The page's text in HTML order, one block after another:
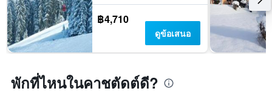
฿4,710
ดูข้อเสนอ
พักที่ไหนในคาชตัดต์ดี?